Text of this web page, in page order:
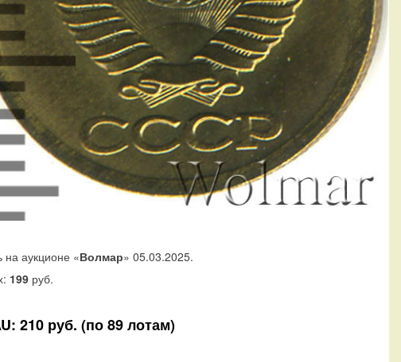
на аукционе «Волмар» 05.03.2025.
199руб.
210 руб. (по 89 лотам)